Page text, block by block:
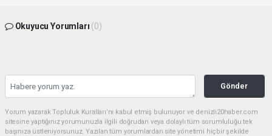
Okuyucu Yorumları (0)
Gönder
Yorum yazarak Topluluk Kuralları’nı kabul etmiş bulunuyor ve denizli20haber.com
sitesine yaptığınız yorumunuzla ilgili doğrudan veya dolaylı tüm sorumluluğu tek
başınıza üstleniyorsunuz. Yazılan tüm yorumlardan site yönetimi hiçbir şekilde